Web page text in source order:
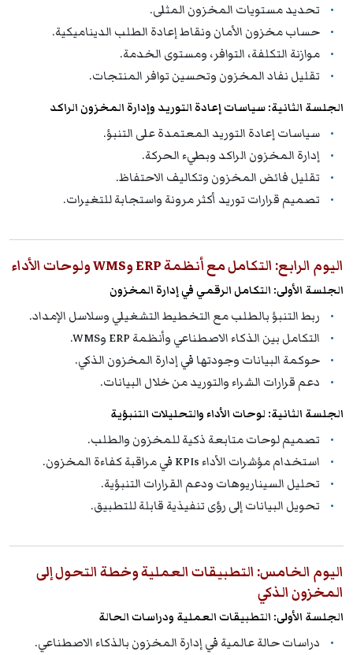
تحديد مستويات المخزون المثلى.
حساب مخزون الأمان ونقاط إعادة الطلب الديناميكية.
موازنة التكلفة، التوافر، ومستوى الخدمة.
تقليل نفاد المخزون وتحسين توافر المنتجات.
الجلسة الثانية: سياسات إعادة التوريد وإدارة المخزون الراكد
سياسات إعادة التوريد المعتمدة على التنبؤ.
إدارة المخزون الراكد وبطيء الحركة.
تقليل فائض المخزون وتكاليف الاحتفاظ.
تصميم قرارات توريد أكثر مرونة واستجابة للتغيرات.
اليوم الرابع: التكامل مع أنظمة ERP وWMS ولوحات الأداء
الجلسة الأولى: التكامل الرقمي في إدارة المخزون
ربط التنبؤ بالطلب مع التخطيط التشغيلي وسلاسل الإمداد.
التكامل بين الذكاء الاصطناعي وأنظمة ERP وWMS.
حوكمة البيانات وجودتها في إدارة المخزون الذكي.
دعم قرارات الشراء والتوريد من خلال البيانات.
الجلسة الثانية: لوحات الأداء والتحليلات التنبؤية
تصميم لوحات متابعة ذكية للمخزون والطلب.
استخدام مؤشرات الأداء KPIs في مراقبة كفاءة المخزون.
تحليل السيناريوهات ودعم القرارات التنبؤية.
تحويل البيانات إلى رؤى تنفيذية قابلة للتطبيق.
اليوم الخامس: التطبيقات العملية وخطة التحول إلى
المخزون الذكي
الجلسة الأولى: التطبيقات العملية ودراسات الحالة
دراسات حالة عالمية في إدارة المخزون بالذكاء الاصطناعي.